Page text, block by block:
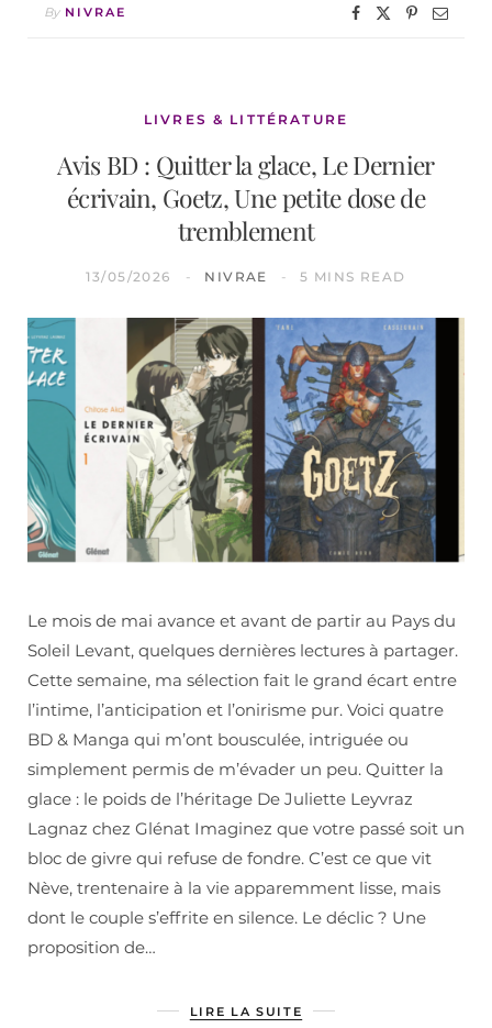
By NIVRAE
LIVRES & LITTÉRATURE
Avis BD : Quitter la glace, Le Dernier
écrivain, Goetz, Une petite dose de
tremblement
13/05/2026 NIVRAE 5 MINS READ
Le mois de mai avance et avant de partir au Pays du
Soleil Levant, quelques dernières lectures à partager.
Cette semaine, ma sélection fait le grand écart entre
l’intime, l’anticipation et l’onirisme pur. Voici quatre
BD & Manga qui m’ont bousculée, intriguée ou
simplement permis de m’évader un peu. Quitter la
glace : le poids de l’héritage De Juliette Leyvraz
Lagnaz chez Glénat Imaginez que votre passé soit un
bloc de givre qui refuse de fondre. C’est ce que vit
Nève, trentenaire à la vie apparemment lisse, mais
dont le couple s’effrite en silence. Le déclic ? Une
proposition de…
LIRE LA SUITE